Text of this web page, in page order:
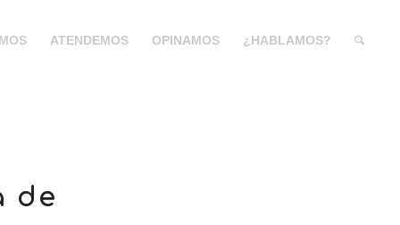
ATENDEMOS OPINAMOS ¿HABLAMOS?
de